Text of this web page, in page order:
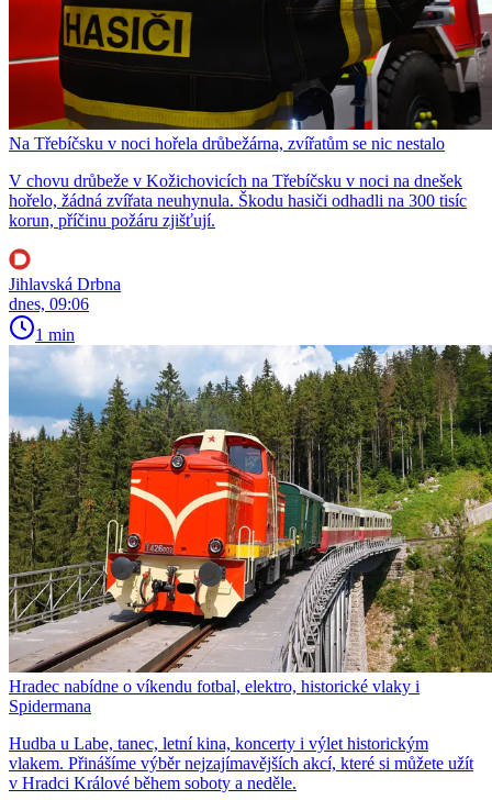
Na Třebíčsku v noci hořela drůbežárna, zvířatům se nic nestalo
V chovu drůbeže v Kožichovicích na Třebíčsku v noci na dnešek
hořelo, žádná zvířata neuhynula. Škodu hasiči odhadli na 300 tisíc
korun, příčinu požáru zjišťují.
Jihlavská Drbna
dnes, 09:06
1 min
Hradec nabídne o víkendu fotbal, elektro, historické vlaky i
Spidermana
Hudba u Labe, tanec, letní kina, koncerty i výlet historickým
vlakem. Přinášíme výběr nejzajímavějších akcí, které si můžete užít
v Hradci Králové během soboty a neděle.